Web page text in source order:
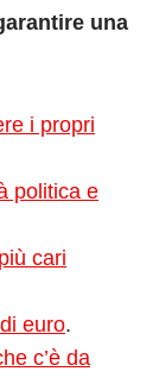
una
i propri
politica e
cari
euro.
c’è da